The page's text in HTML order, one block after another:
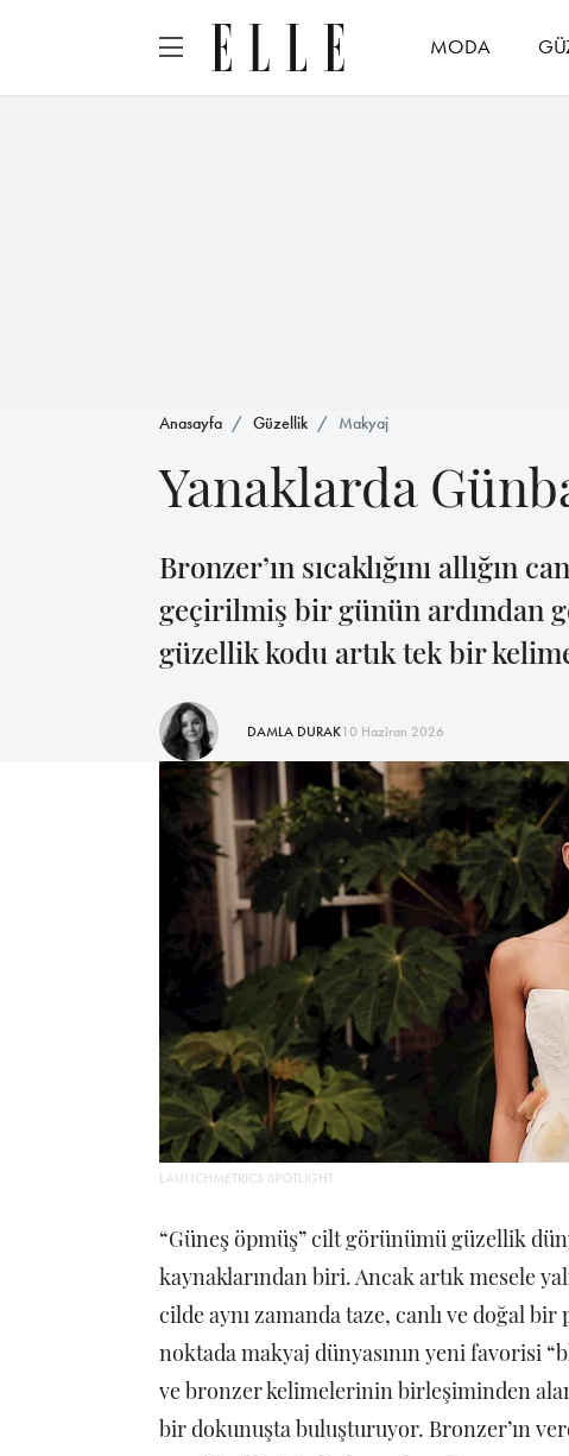
MODA
Anasayfa Güzellik Makyaj
Yanaklarda
Bronzer’ın sıcaklığını
geçirilmiş bir günün ardından
güzellik kodu artık tek bir
DAMLA DURAK10 Haziran 2026
LAUNCHMETRICS SPOTLIGHT
“Güneş öpmüş” cilt görünümü güzellik
kaynaklarından biri. Ancak artık mesele
cilde aynı zamanda taze, canlı ve doğal
noktada makyaj dünyasının yeni favorisi
ve bronzer kelimelerinin birleşiminden
bir dokunuşta buluşturuyor. Bronzer’ın